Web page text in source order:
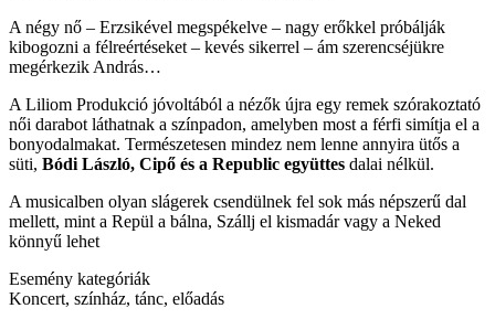
A négy nő – Erzsikével megspékelve – nagy erőkkel próbálják
kibogozni a félreértéseket – kevés sikerrel – ám szerencséjükre
megérkezik András…
A Liliom Produkció jóvoltából a nézők újra egy remek szórakoztató
női darabot láthatnak a színpadon, amelyben most a férfi simítja el a
bonyodalmakat. Természetesen mindez nem lenne annyira ütős a
süti, Bódi László, Cipő és a Republic együttes dalai nélkül.
A musicalben olyan slágerek csendülnek fel sok más népszerű dal
mellett, mint a Repül a bálna, Szállj el kismadár vagy a Neked
könnyű lehet
Esemény kategóriák
Koncert, színház, tánc, előadás